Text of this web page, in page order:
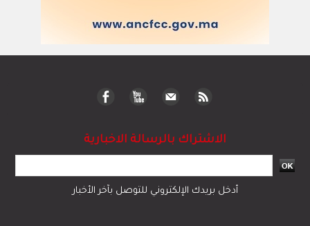
الاشتراك بالرسالة الاخبارية
أدخل بريدك الإلكتروني للتوصل بآخر الأخبار